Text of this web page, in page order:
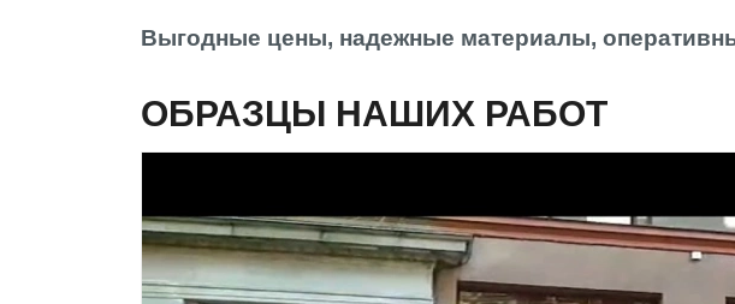
Выгодные цены, надежные материалы,
ОБРАЗЦЫ НАШИХ РАБОТ